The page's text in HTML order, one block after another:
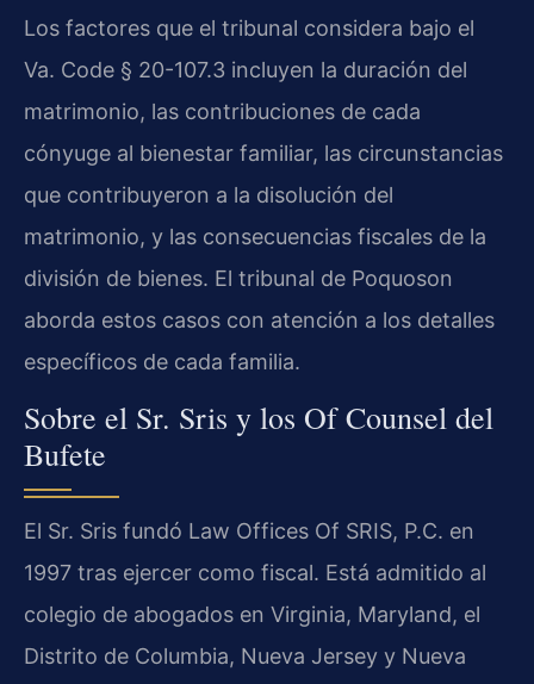
Los factores que el tribunal considera bajo el
Va. Code § 20-107.3 incluyen la duración del
matrimonio, las contribuciones de cada
cónyuge al bienestar familiar, las circunstancias
que contribuyeron a la disolución del
matrimonio, y las consecuencias fiscales de la
división de bienes. El tribunal de Poquoson
aborda estos casos con atención a los detalles
específicos de cada familia.
Sobre el Sr. Sris y los Of Counsel del
Bufete
El Sr. Sris fundó Law Offices Of SRIS, P.C. en
1997 tras ejercer como fiscal. Está admitido al
colegio de abogados en Virginia, Maryland, el
Distrito de Columbia, Nueva Jersey y Nueva